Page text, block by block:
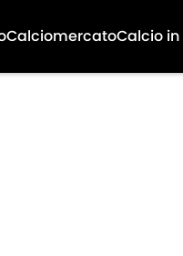
CalciomercatoCalcio in